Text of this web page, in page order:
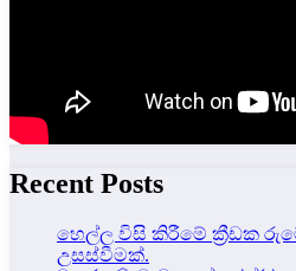
Recent Posts
හෙල්ල විසි කිරීමේ ක්‍රීඩක
උසස්වීමක්.